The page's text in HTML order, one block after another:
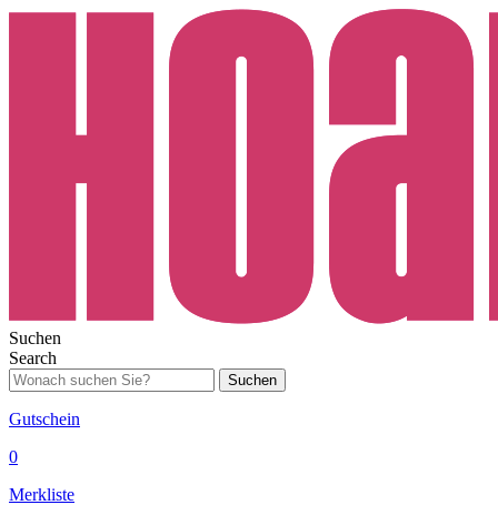
Suchen
Search
Suchen
Gutschein
0
Merkliste